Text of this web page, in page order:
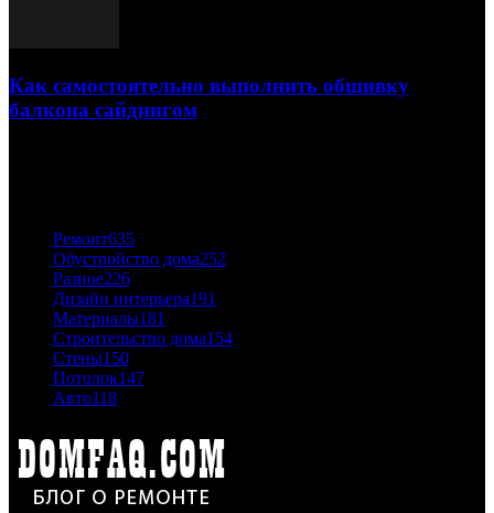
Как самостоятельно выполнить обшивку
балкона сайдингом
Ремонт635
Обустройство дома252
Разное226
Дизайн интерьера191
Материалы181
Строительство дома154
Стены150
Потолок147
Авто118